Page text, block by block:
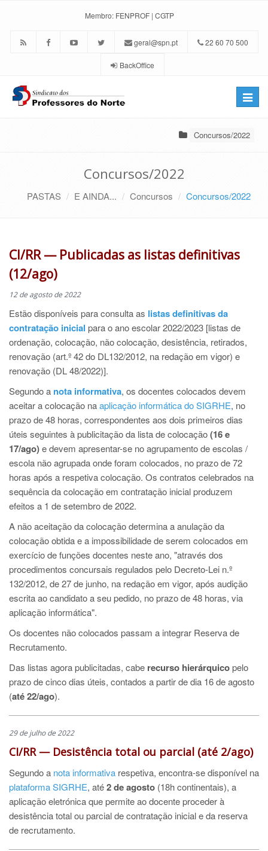
Membro: FENPROF | CGTP
geral@spn.pt 22 60 70 500
BackOffice
Toggle
Concursos/2022
Concursos/2022
PASTAS E AINDA... Concursos Concursos/2022
CI/RR — Publicadas as listas definitivas
(12/ago)
12 de agosto de 2022
Estão disponíveis para consulta as listas definitivas da
contratação inicial para o ano escolar 2022/2023 [listas de
ordenação, colocação, não colocação, desistência, retirados,
renovação (art.º 42 do DL132/2012, na redação em vigor) e
renovação (DL 48/2022)].
Segundo a nota informativa, os docentes colocados devem
aceitar a colocação naaplicação informática do SIGRHE, no
prazo de 48 horas, correspondentes aos dois primeiros dias
úteis seguintes à publicitação da lista de colocação(16 e
17/ago)e devem apresentar-se no agrupamento de escolas /
escola não agrupada onde foram colocados, no prazo de 72
horas após a respetiva colocação. Os contratos celebrados na
sequência da colocação em contratação inicial produzem
efeitos a 1 de setembro de 2022.
A não aceitação da colocação determina a anulação da
colocação obtida e a impossibilidade de serem colocados em
exercício de funções docentes neste ano, "através dos
procedimentos concursais regulados pelo Decreto-Lei n.º
132/2012, de 27 de junho, na redação em vigor, após audição
escrita ao candidato a seu pedido, no prazo de 48 horas, via
aplicação informática".
Os docentes não colocados passam a integrar Reserva de
Recrutamento.
Das listas agora publicitadas, cabe recurso hierárquicopelo
prazo de cinco dias úteis, contados a partir de dia 16 de agosto
(até 22/ago).
29 de julho de 2022
CI/RR — Desistência total ou parcial (até 2/ago)
Segundo a nota informativa respetiva, encontra-se disponível na
plataforma SIGRHE, até2 de agosto (18h continentais), a
aplicação eletrónica que permite ao docente proceder à
desistência total ou parcial de contratação inicial e da reserva
de recrutamento.